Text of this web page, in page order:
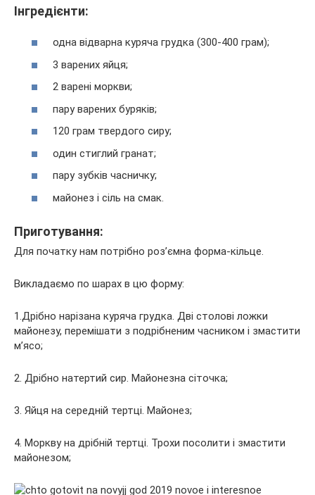
Інгредієнти:
одна відварна куряча грудка (300-400 грам);
3 варених яйця;
2 варені моркви;
пару варених буряків;
120 грам твердого сиру;
один стиглий гранат;
пару зубків часничку;
майонез і сіль на смак.
Приготування:
Для початку нам потрібно роз’ємна форма-кільце.
Викладаємо по шарах в цю форму:
1.Дрібно нарізана куряча грудка. Дві столові ложки
майонезу, перемішати з подрібненим часником і змастити
м’ясо;
2. Дрібно натертий сир. Майонезна сіточка;
3. Яйця на середній тертці. Майонез;
4. Моркву на дрібній тертці. Трохи посолити і змастити
майонезом;